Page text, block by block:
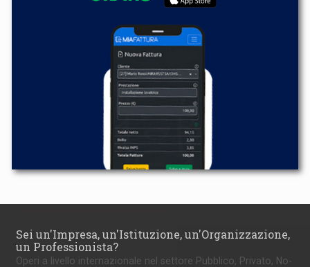
Sei un'Impresa, un'Istituzione, un'Organizzazione,
un Professionista?
Operi a livello internazionale nel settore Pubblico, Privato, No-